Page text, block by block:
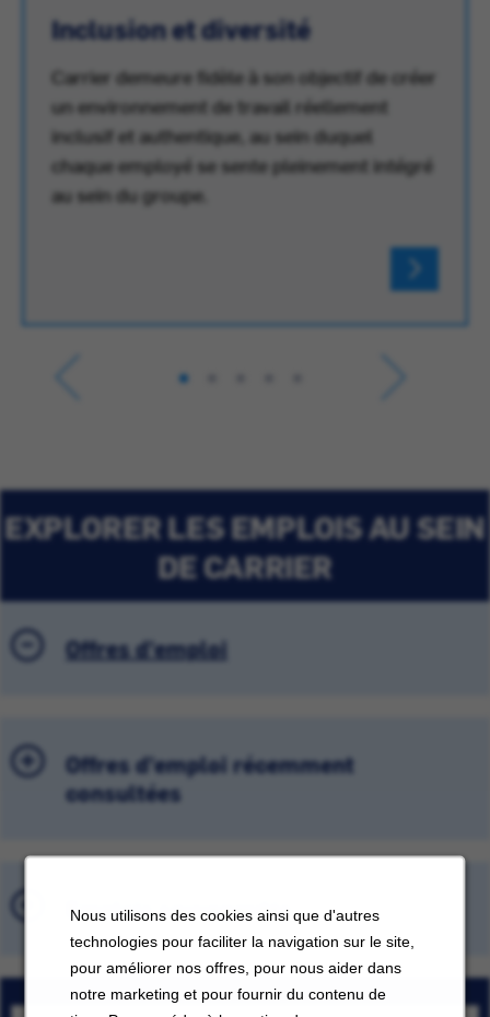
Nous utilisons des cookies ainsi que d'autres
technologies pour faciliter la navigation sur le site,
pour améliorer nos offres, pour nous aider dans
notre marketing et pour fournir du contenu de
Inclusion et diversité
Carrier demeure fidèle à son objectif de créer
un environnement de travail réellement
inclusif et authentique, au sein duquel
chaque employé se sente pleinement intégré
au sein du groupe.
EXPLORER LES EMPLOIS AU SEIN
DE CARRIER
Offres d'emploi
Offres d'emploi récemment
consultées
Emplois sauvegardés